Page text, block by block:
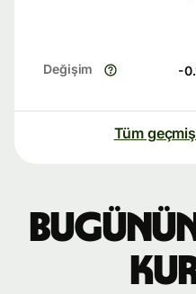
Değişim -
Tüm